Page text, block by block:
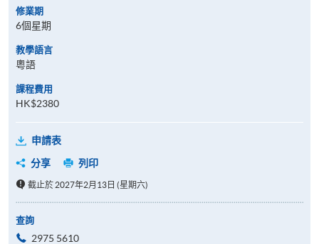
修業期
6個星期
教學語言
粵語
課程費用
HK$2380
申請表
分享
列印
截止於 2027年2月13日 (星期六)
查詢
2975 5610